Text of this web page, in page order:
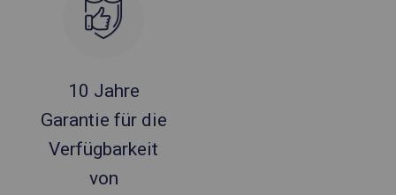
10 Jahre
Garantie für die
Verfügbarkeit
von